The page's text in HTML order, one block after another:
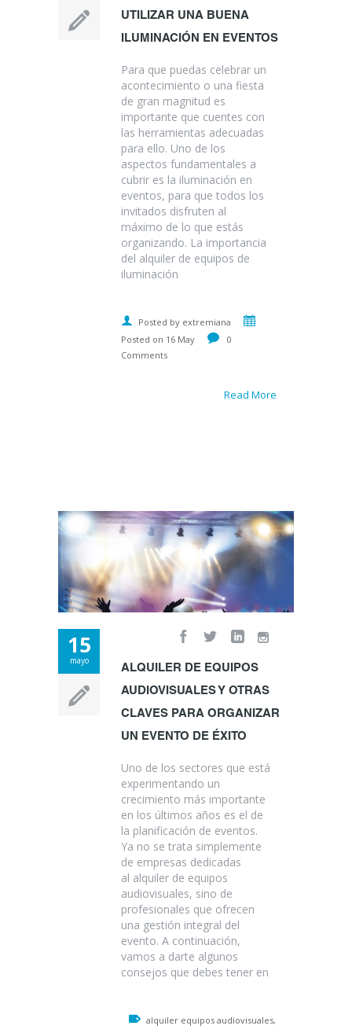
UTILIZAR UNA BUENA
ILUMINACIÓN EN EVENTOS
Para que puedas celebrar un
acontecimiento o una fiesta
de gran magnitud es
importante que cuentes con
las herramientas adecuadas
para ello. Uno de los
aspectos fundamentales a
cubrir es la iluminación en
eventos, para que todos los
invitados disfruten al
máximo de lo que estás
organizando. La importancia
del alquiler de equipos de
iluminación
Posted by extremiana
Posted on 16 May
0
Comments
Read More
15
mayo
ALQUILER DE EQUIPOS
AUDIOVISUALES Y OTRAS
CLAVES PARA ORGANIZAR
UN EVENTO DE ÉXITO
Uno de los sectores que está
experimentando un
crecimiento más importante
en los últimos años es el de
la planificación de eventos.
Ya no se trata simplemente
de empresas dedicadas
al alquiler de equipos
audiovisuales, sino de
profesionales que ofrecen
una gestión integral del
evento. A continuación,
vamos a darte algunos
consejos que debes tener en
alquiler equipos audiovisuales,